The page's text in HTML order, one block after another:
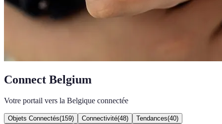
Connect Belgium
Votre portail vers la Belgique connectée
Objets Connectés(159) Connectivité(48) Tendances(40)